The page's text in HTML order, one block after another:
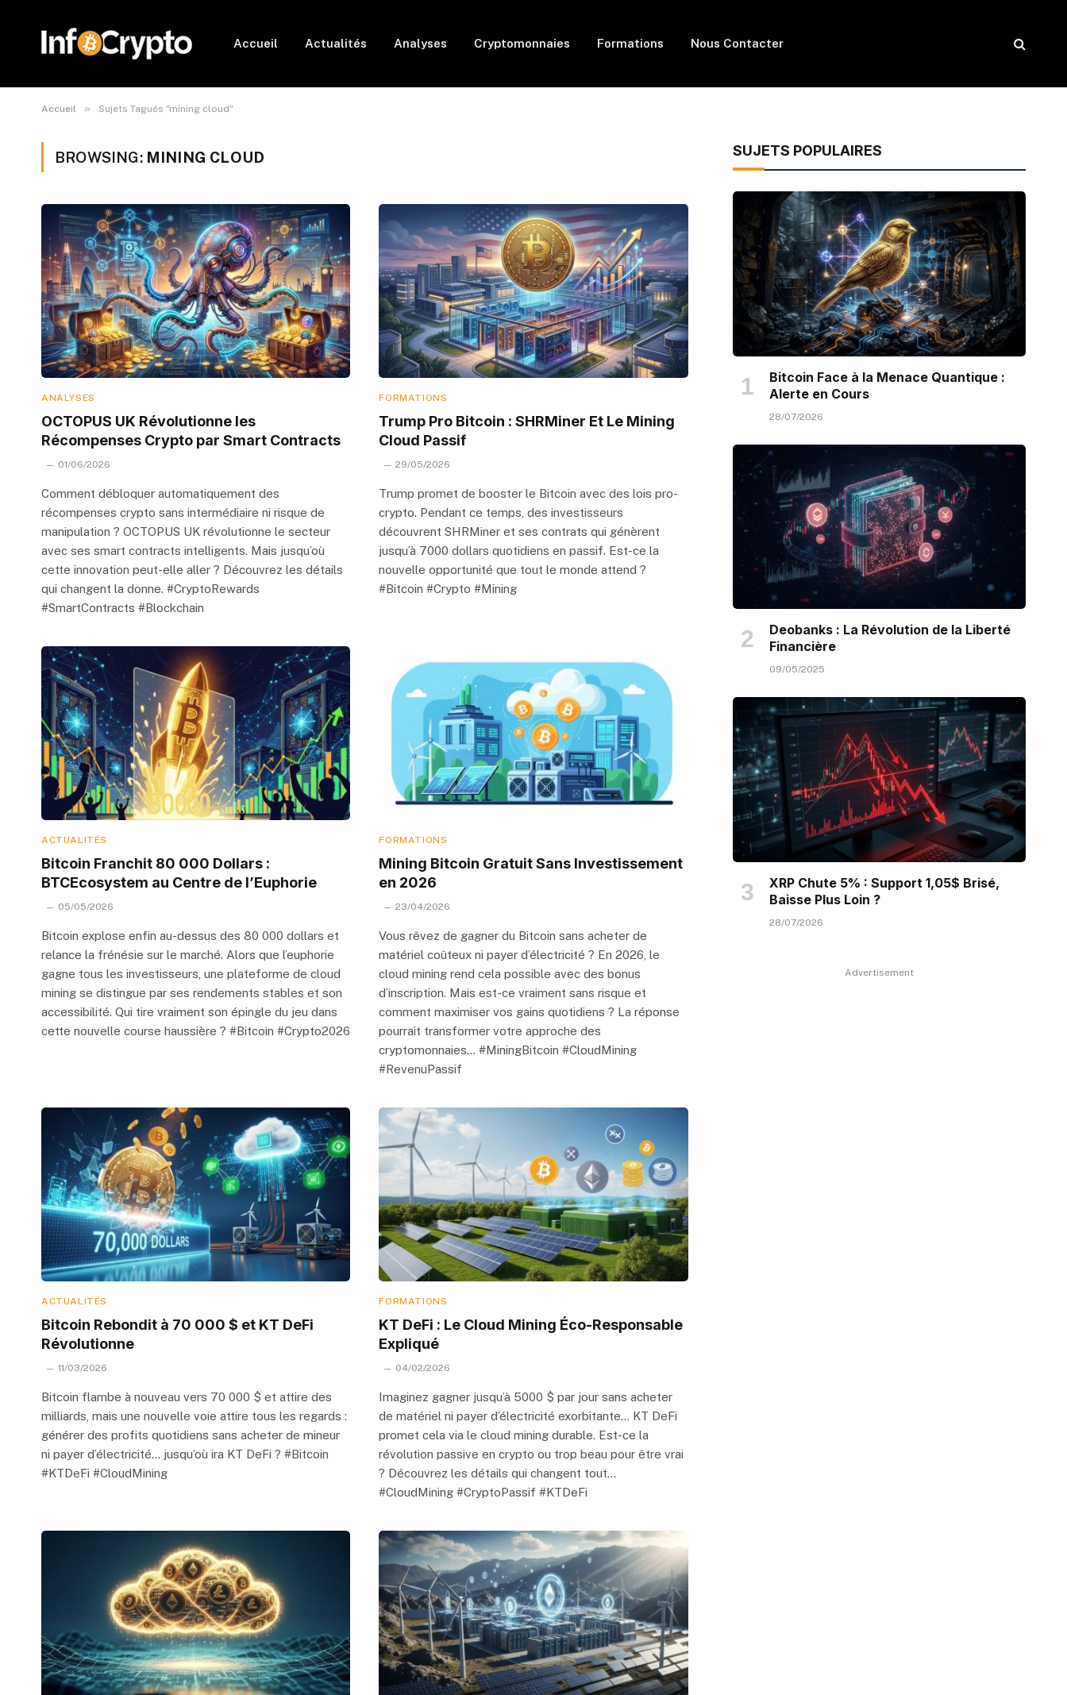
Accueil Actualités Analyses Cryptomonnaies Formations Nous Contacter
Accueil » Sujets Tagués "mining cloud"
BROWSING: MINING CLOUD
ANALYSES
OCTOPUS UK Révolutionne les
Récompenses Crypto par Smart Contracts
01/06/2026
Comment débloquer automatiquement des
récompenses crypto sans intermédiaire ni risque de
manipulation ? OCTOPUS UK révolutionne le secteur
avec ses smart contracts intelligents. Mais jusqu’où
cette innovation peut-elle aller ? Découvrez les détails
qui changent la donne. #CryptoRewards
#SmartContracts #Blockchain
FORMATIONS
Trump Pro Bitcoin : SHRMiner Et Le Mining
Cloud Passif
29/05/2026
Trump promet de booster le Bitcoin avec des lois pro-
crypto. Pendant ce temps, des investisseurs
découvrent SHRMiner et ses contrats qui génèrent
jusqu’à 7000 dollars quotidiens en passif. Est-ce la
nouvelle opportunité que tout le monde attend ?
#Bitcoin #Crypto #Mining
ACTUALITÉS
Bitcoin Franchit 80 000 Dollars :
BTCEcosystem au Centre de l’Euphorie
05/05/2026
Bitcoin explose enfin au-dessus des 80 000 dollars et
relance la frénésie sur le marché. Alors que l’euphorie
gagne tous les investisseurs, une plateforme de cloud
mining se distingue par ses rendements stables et son
accessibilité. Qui tire vraiment son épingle du jeu dans
cette nouvelle course haussière ? #Bitcoin #Crypto2026
FORMATIONS
Mining Bitcoin Gratuit Sans Investissement
en 2026
23/04/2026
Vous rêvez de gagner du Bitcoin sans acheter de
matériel coûteux ni payer d’électricité ? En 2026, le
cloud mining rend cela possible avec des bonus
d’inscription. Mais est-ce vraiment sans risque et
comment maximiser vos gains quotidiens ? La réponse
pourrait transformer votre approche des
cryptomonnaies… #MiningBitcoin #CloudMining
#RevenuPassif
ACTUALITÉS
Bitcoin Rebondit à 70 000 $ et KT DeFi
Révolutionne
11/03/2026
Bitcoin flambe à nouveau vers 70 000 $ et attire des
milliards, mais une nouvelle voie attire tous les regards :
générer des profits quotidiens sans acheter de mineur
ni payer d’électricité… jusqu’où ira KT DeFi ? #Bitcoin
#KTDeFi #CloudMining
FORMATIONS
KT DeFi : Le Cloud Mining Éco-Responsable
Expliqué
04/02/2026
Imaginez gagner jusqu’à 5000 $ par jour sans acheter
de matériel ni payer d’électricité exorbitante… KT DeFi
promet cela via le cloud mining durable. Est-ce la
révolution passive en crypto ou trop beau pour être vrai
? Découvrez les détails qui changent tout…
#CloudMining #CryptoPassif #KTDeFi
SUJETS POPULAIRES
Bitcoin Face à la Menace Quantique :
Alerte en Cours
28/07/2026
Deobanks : La Révolution de la Liberté
Financière
09/05/2025
XRP Chute 5% : Support 1,05$ Brisé,
Baisse Plus Loin ?
28/07/2026
Advertisement